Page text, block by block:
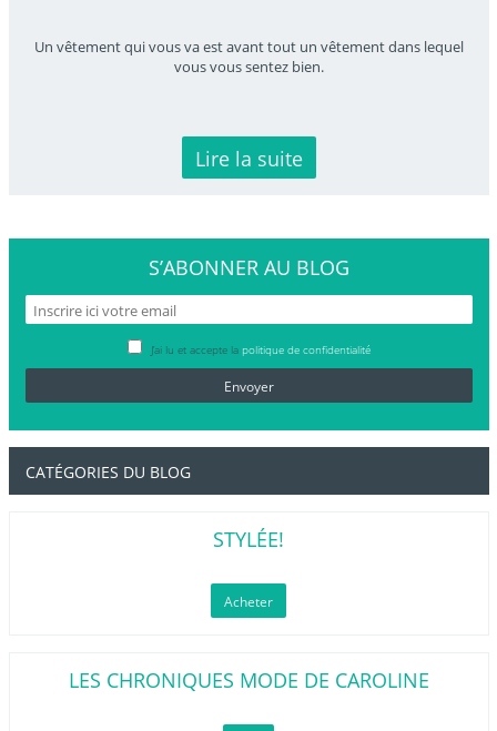
Un vêtement qui vous va est avant tout un vêtement dans lequel
vous vous sentez bien.
Lire la suite
S’ABONNER AU BLOG
J’ai lu et accepte la politique de confidentialité
CATÉGORIES DU BLOG
STYLÉE!
Acheter
LES CHRONIQUES MODE DE CAROLINE